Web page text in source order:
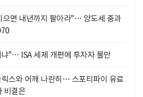
으면 내년까지 팔아라"… 양도세 중과
"… ISA 세제 개편에 투자자 불만
스와 어깨 나란히… 스포티파이 유료
비결은